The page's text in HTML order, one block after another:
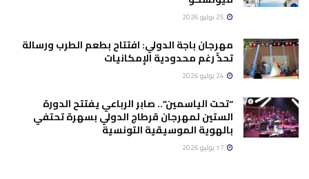
مهرجان باجة الدولي: افتتاح بطعم الطرب ورسالة
تحدٍّ رغم محدودية الإمكانيات
“تحت الياسمين”.. صابر الرباعي يفتتح الدورة
الستين لمهرجان قرطاج الدولي بسهرة تحتفي
بالهوية الموسيقية التونسية